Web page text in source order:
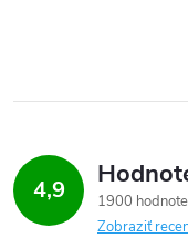
p
r
v 4,9
1900
Zobraziť